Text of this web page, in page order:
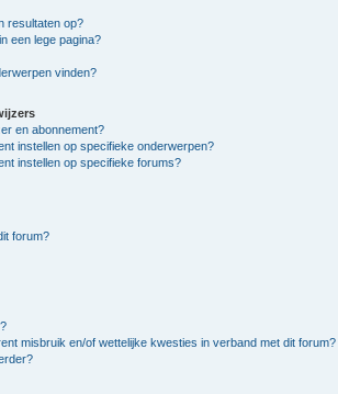
resultaten op?
een lege pagina?
vinden?
en abonnement?
instellen op specifieke onderwerpen?
instellen op specifieke forums?
forum?
misbruik en/of wettelijke kwesties in verband met dit forum?